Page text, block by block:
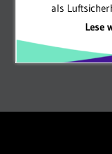
als
Lese